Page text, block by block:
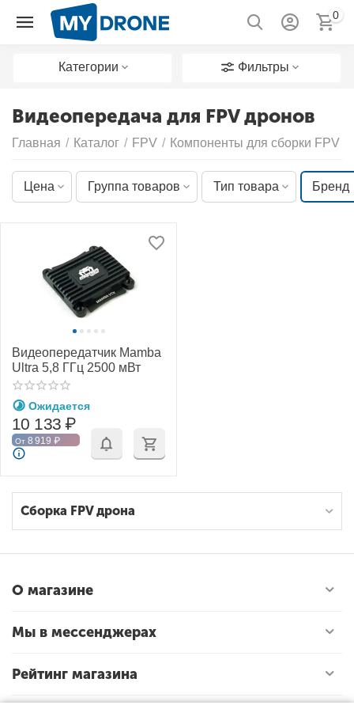
0
Категории Фильтры
Видеопередача для FPV дронов
Главная / Каталог / FPV / Компоненты для сборки FPV
Цена Группа товаров Тип товара Бренд
Сборка FPV дрона
Видеопередатчик Mamba
Ultra 5,8 ГГц 2500 мВт
Ожидается
10 133 ₽
От 8 919 ₽
О магазине
Мы в мессенджерах
Рейтинг магазина